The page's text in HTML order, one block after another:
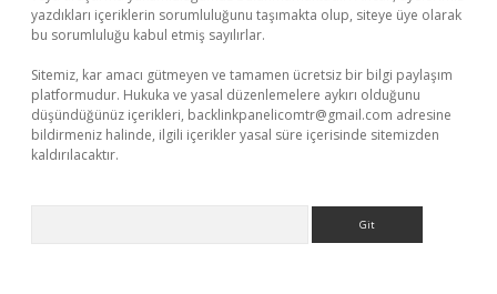
yazdıkları içeriklerin sorumluluğunu taşımakta olup, siteye üye olarak
bu sorumluluğu kabul etmiş sayılırlar.
Sitemiz, kar amacı gütmeyen ve tamamen ücretsiz bir bilgi paylaşım
platformudur. Hukuka ve yasal düzenlemelere aykırı olduğunu
düşündüğünüz içerikleri, backlinkpanelicomtr@gmail.com adresine
bildirmeniz halinde, ilgili içerikler yasal süre içerisinde sitemizden
kaldırılacaktır.